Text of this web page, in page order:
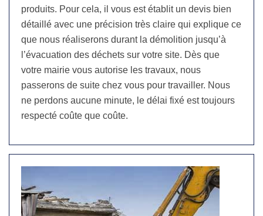
produits. Pour cela, il vous est établit un devis bien
détaillé avec une précision très claire qui explique ce
que nous réaliserons durant la démolition jusqu’à
l’évacuation des déchets sur votre site. Dès que
votre mairie vous autorise les travaux, nous
passerons de suite chez vous pour travailler. Nous
ne perdons aucune minute, le délai fixé est toujours
respecté coûte que coûte.